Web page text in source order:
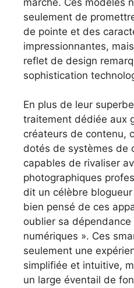
seulement de
de pointe et des
impressionnantes,
reflet de design
sophistication
En plus de leur
traitement dédiée aux
créateurs de contenu,
dotés de systèmes de
capables de rivaliser
photographiques
dit un célèbre blogueur
bien pensé de ces
oublier sa dépendance
numériques ». Ces
seulement une
simplifiée et intuitive,
un large éventail de